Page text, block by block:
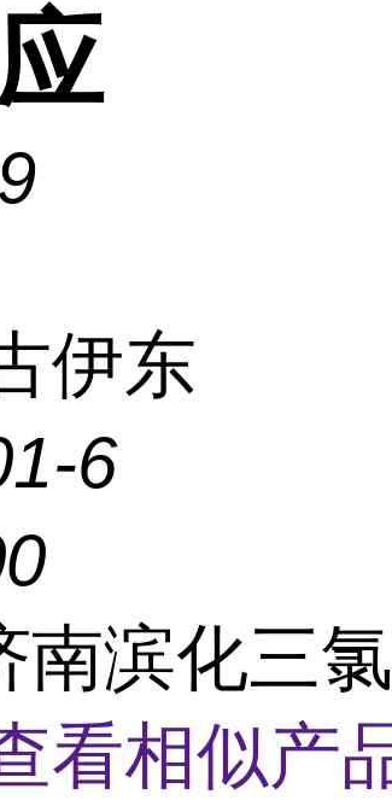
伊东
6
南滨化三
看相似产